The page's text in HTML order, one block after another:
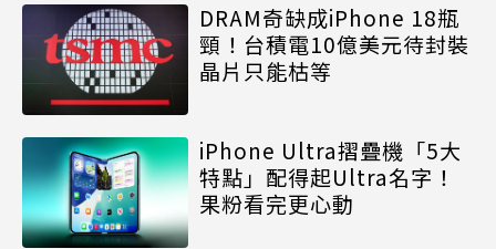
DRAM奇缺成iPhone 18瓶
頸！台積電10億美元待封裝
晶片只能枯等
iPhone Ultra摺疊機「5大
特點」配得起Ultra名字！
果粉看完更心動